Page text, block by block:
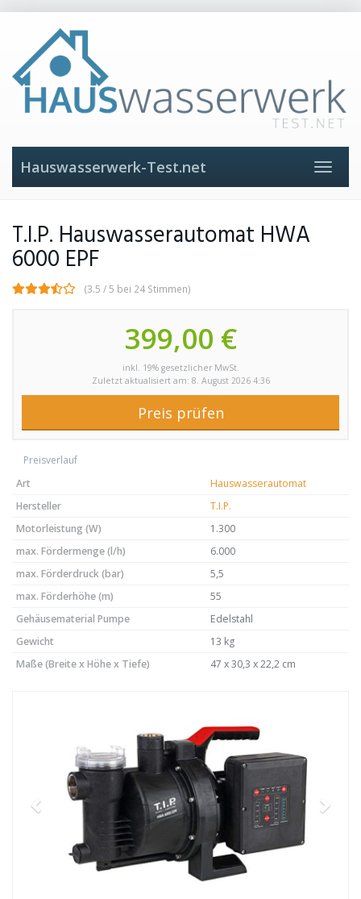
content
Toggle
Hauswasserwerk-Test.net
T.I.P. Hauswasserautomat HWA
6000 EPF
(3.5 / 5 bei 24 Stimmen)
399,00 €
inkl. 19% gesetzlicher MwSt.
Zuletzt aktualisiert am: 8. August 2026 4:36
Preis prüfen
Preisverlauf
Art
Hauswasserautomat
Hersteller
T.I.P.
Motorleistung (W)
1.300
max. Fördermenge (l/h)
6.000
max. Förderdruck (bar)
5,5
max. Förderhöhe (m)
55
Gehäusematerial Pumpe
Edelstahl
Gewicht
13 kg
Maße (Breite x Höhe x Tiefe)
47 x 30,3 x 22,2 cm